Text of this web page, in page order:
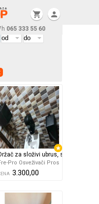
065 333 55 60
shopping_cart person
za složivi ubrus, sapun i
Pro Osveživači Pros
3.300,00